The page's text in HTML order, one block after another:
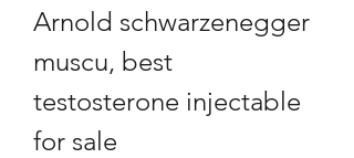
Arnold schwarzenegger
muscu, best
testosterone injectable
for sale